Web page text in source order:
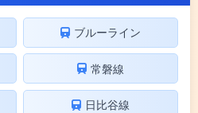
ブルーライン
常磐線
日比谷線